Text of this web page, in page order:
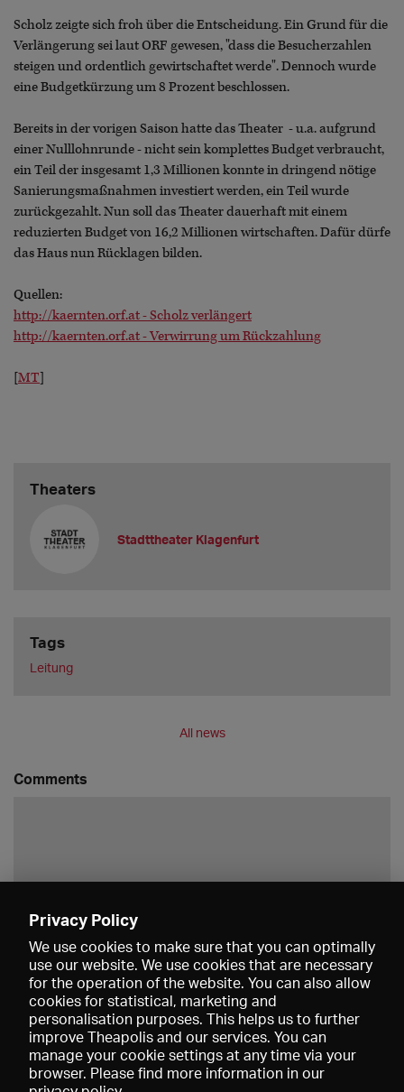
Scholz zeigte sich froh über die Entscheidung. Ein Grund für die
Verlängerung sei laut ORF gewesen, "dass die Besucherzahlen
steigen und ordentlich gewirtschaftet werde". Dennoch wurde
eine Budgetkürzung um 8 Prozent beschlossen.
Bereits in der vorigen Saison hatte das Theater - u.a. aufgrund
einer Nulllohnrunde - nicht sein komplettes Budget verbraucht,
ein Teil der insgesamt 1,3 Millionen konnte in dringend nötige
Sanierungsmaßnahmen investiert werden, ein Teil wurde
zurückgezahlt. Nun soll das Theater dauerhaft mit einem
reduzierten Budget von 16,2 Millionen wirtschaften. Dafür dürfe
das Haus nun Rücklagen bilden.
Quellen:
http://kaernten.orf.at - Scholz verlängert
http://kaernten.orf.at - Verwirrung um Rückzahlung
[MT]
Theaters
Stadttheater Klagenfurt
Tags
Leitung
All news
Comments
Privacy Policy
We use cookies to make sure that you can optimally
use our website. We use cookies that are necessary
for the operation of the website. You can also allow
cookies for statistical, marketing and
personalisation purposes. This helps us to further
improve Theapolis and our services. You can
manage your cookie settings at any time via your
browser. Please find more information in our